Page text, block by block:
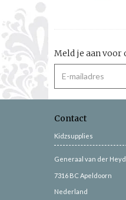
Meld je aan voor
Contact
Kidzsupplies
Generaal van der
7316 BC Apeldoorn
Nederland